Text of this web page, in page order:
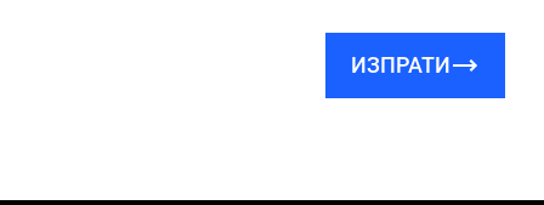
ИЗПРАТИ